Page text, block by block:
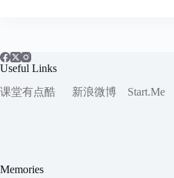
Useful Links
课堂有点酷
新浪微博 Start.Me
Memories